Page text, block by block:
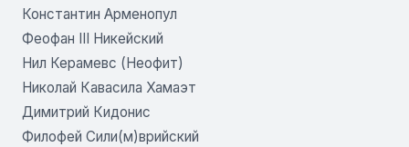
Константин Арменопул
Феофан III Никейский
Нил Керамевс (Неофит)
Николай Кавасила Хамаэт
Димитрий Кидонис
Филофей Сили(м)врийский